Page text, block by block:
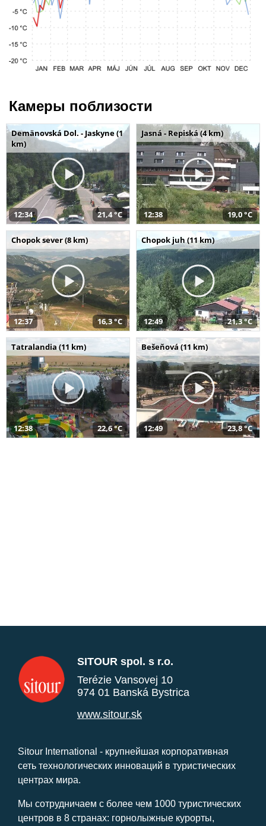
Камеры поблизости
Demänovská Dol. - Jaskyne (1
km)
12:34 21,4 °C
Jasná - Repiská (4 km)
12:38 19,0 °C
Chopok sever (8 km)
12:37 16,3 °C
Chopok juh (11 km)
12:49 21,3 °C
Tatralandia (11 km)
12:38 22,6 °C
Bešeňová (11 km)
12:49 23,8 °C
SITOUR spol. s r.o.
Terézie Vansovej 10
974 01 Banská Bystrica
www.sitour.sk
Sitour International - крупнейшая корпоративная
сеть технологических инноваций в туристических
центрах мира.
Мы сотрудничаем с более чем 1000 туристических
центров в 8 странах: горнолыжные курорты,